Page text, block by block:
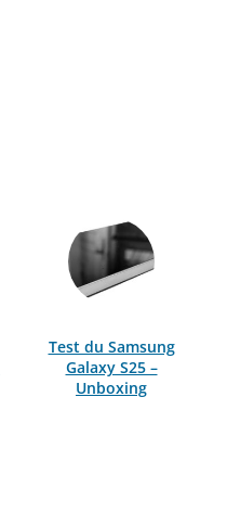
Test du Samsung
Galaxy S25 –
Unboxing